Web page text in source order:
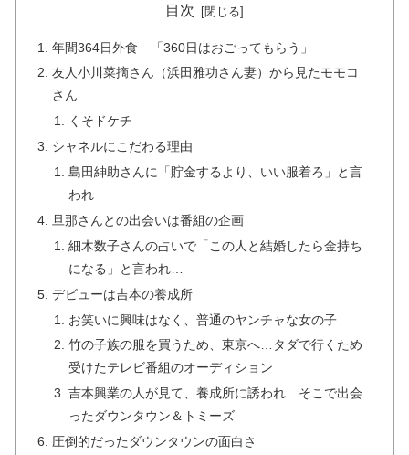
目次
年間364日外食 「360日はおごってもらう」
友人小川菜摘さん（浜田雅功さん妻）から見たモモコ
さん
くそドケチ
シャネルにこだわる理由
島田紳助さんに「貯金するより、いい服着ろ」と言
われ
旦那さんとの出会いは番組の企画
細木数子さんの占いで「この人と結婚したら金持ち
になる」と言われ…
デビューは吉本の養成所
お笑いに興味はなく、普通のヤンチャな女の子
竹の子族の服を買うため、東京へ…タダで行くため
受けたテレビ番組のオーディション
吉本興業の人が見て、養成所に誘われ…そこで出会
ったダウンタウン＆トミーズ
圧倒的だったダウンタウンの面白さ